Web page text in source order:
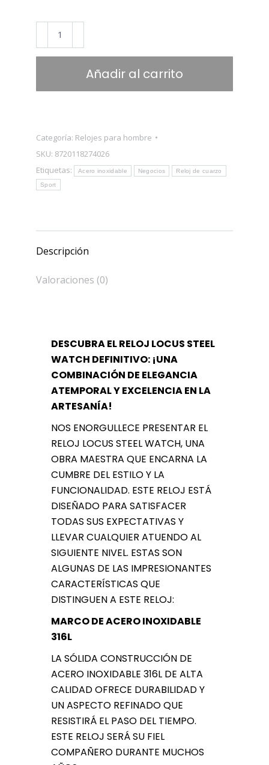
BUGOLINI®
Locus
cuarzo
GL30
cantidad
Añadir al carrito
Categoría: Relojes para hombre
SKU: 8720118274026
Etiquetas:
Acero inoxidable Negocios Reloj de cuarzo
Sport
Descripción
Valoraciones (0)
DESCUBRA EL RELOJ LOCUS STEEL
WATCH DEFINITIVO: ¡UNA
COMBINACIÓN DE ELEGANCIA
ATEMPORAL Y EXCELENCIA EN LA
ARTESANÍA!
NOS ENORGULLECE PRESENTAR EL
RELOJ LOCUS STEEL WATCH, UNA
OBRA MAESTRA QUE ENCARNA LA
CUMBRE DEL ESTILO Y LA
FUNCIONALIDAD. ESTE RELOJ ESTÁ
DISEÑADO PARA SATISFACER
TODAS SUS EXPECTATIVAS Y
LLEVAR CUALQUIER ATUENDO AL
SIGUIENTE NIVEL. ESTAS SON
ALGUNAS DE LAS IMPRESIONANTES
CARACTERÍSTICAS QUE
DISTINGUEN A ESTE RELOJ:
MARCO DE ACERO INOXIDABLE
316L
LA SÓLIDA CONSTRUCCIÓN DE
ACERO INOXIDABLE 316L DE ALTA
CALIDAD OFRECE DURABILIDAD Y
UN ASPECTO REFINADO QUE
RESISTIRÁ EL PASO DEL TIEMPO.
ESTE RELOJ SERÁ SU FIEL
COMPAÑERO DURANTE MUCHOS